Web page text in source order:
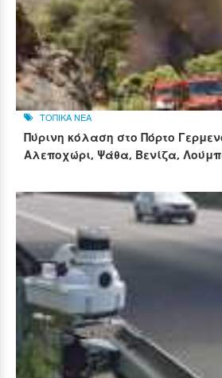
ΤΟΠΙΚΑ ΝΕΑ
Πύρινη κόλαση στο Πόρτο
Αλεποχώρι, Ψάθα, Βενίζα,